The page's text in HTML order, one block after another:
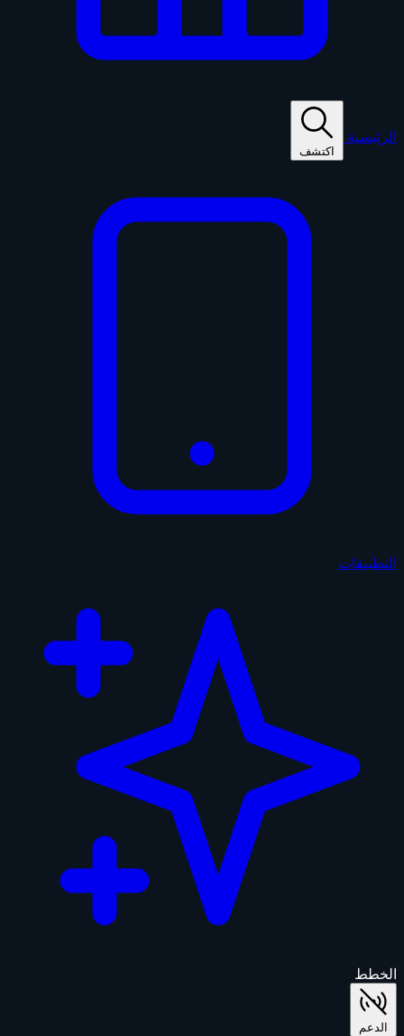
الرئيسية
اكتشف
التطبيقات
الخطط
الدعم